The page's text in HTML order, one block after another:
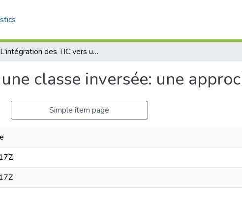
L'intégration des TIC vers une classe inversée: une approche systémique
classe inversée: une
Simple item page